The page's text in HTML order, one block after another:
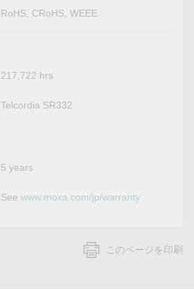
RoHS, CRoHS, WEEE
217,722 hrs
Telcordia SR332
5 years
Seewww.moxa.com/jp/warranty
このページを印刷